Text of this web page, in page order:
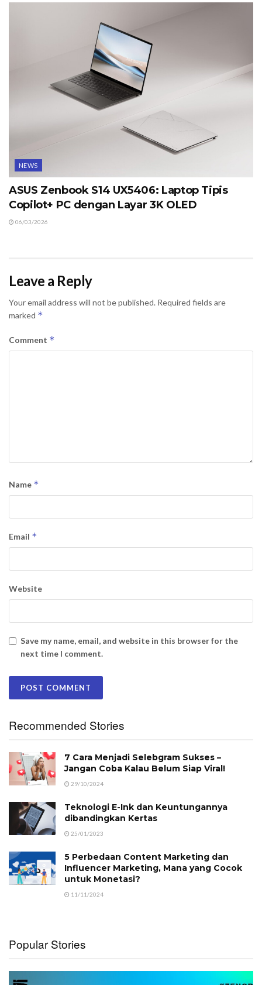
NEWS
ASUS Zenbook S14 UX5406: Laptop Tipis
Copilot+ PC dengan Layar 3K OLED
06/03/2026
Leave a Reply
Your email address will not be published. Required fields are
marked *
Comment *
Name *
Email *
Website
Save my name, email, and website in this browser for the
next time I comment.
Recommended Stories
7 Cara Menjadi Selebgram Sukses –
Jangan Coba Kalau Belum Siap Viral!
29/10/2024
Teknologi E-Ink dan Keuntungannya
dibandingkan Kertas
25/01/2023
5 Perbedaan Content Marketing dan
Influencer Marketing, Mana yang Cocok
untuk Monetasi?
11/11/2024
Popular Stories